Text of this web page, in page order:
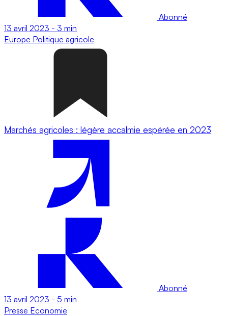
Abonné
13 avril 2023 - 3 min
Europe Politique agricole
Marchés agricoles : légère accalmie espérée en 2023
Abonné
13 avril 2023 - 5 min
Presse Economie